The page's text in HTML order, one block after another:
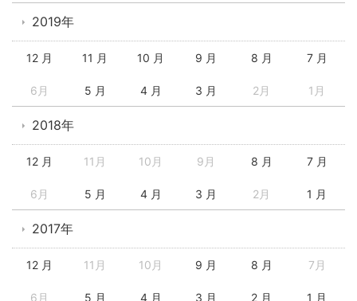
2019年
12 月 11 月 10 月 9 月 8 月 7 月
6月 5 月 4 月 3 月 2月 1月
2018年
12 月 11月 10月 9月 8 月 7 月
6月 5 月 4 月 3 月 2月 1 月
2017年
12 月 11月 10月 9 月 8 月 7月
6月 5 月 4 月 3 月 2 月 1 月